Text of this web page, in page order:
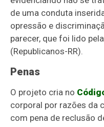
de uma conduta
opressão e
parecer, que foi lido
(Republicanos-RR).
Penas
O projeto cria no
corporal por razões da
com pena de reclusão